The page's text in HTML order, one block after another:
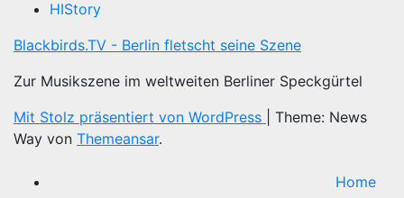
HIStory
Blackbirds.TV - Berlin fletscht seine Szene
Zur Musikszene im weltweiten Berliner Speckgürtel
Mit Stolz präsentiert von WordPress
Theme: News
Way von Themeansar.
Home